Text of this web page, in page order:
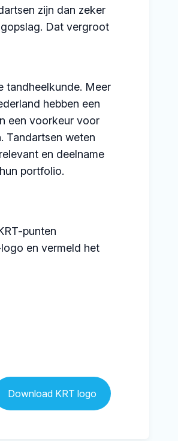
zijn dan zeker
Dat vergroot
tandheelkunde. Meer
hebben een
een voorkeur voor
Tandartsen weten
en deelname
portfolio.
punten
en vermeld het
Download KRT logo